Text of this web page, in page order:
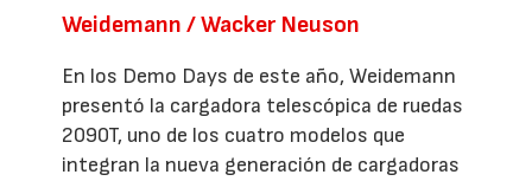
Weidemann / Wacker Neuson
En los Demo Days de este año, Weidemann
presentó la cargadora telescópica de ruedas
2090T, uno de los cuatro modelos que
integran la nueva generación de cargadoras